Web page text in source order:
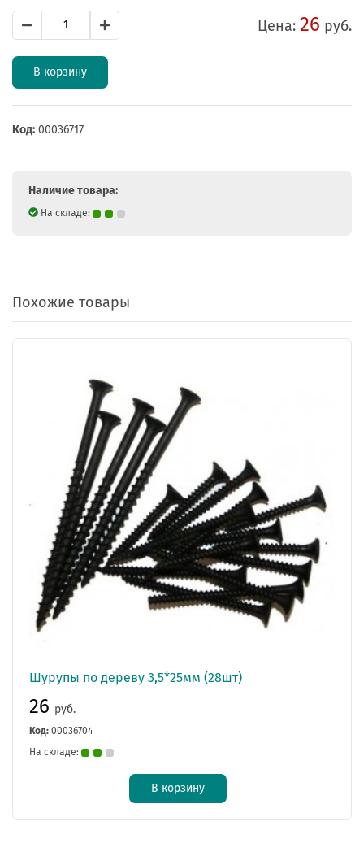
Цена: 26 руб.
В корзину
Код: 00036717
Наличие товара:
На складе:
Похожие товары
Шурупы по дереву 3,5*25мм (28шт)
26 руб.
Код: 00036704
На складе:
В корзину